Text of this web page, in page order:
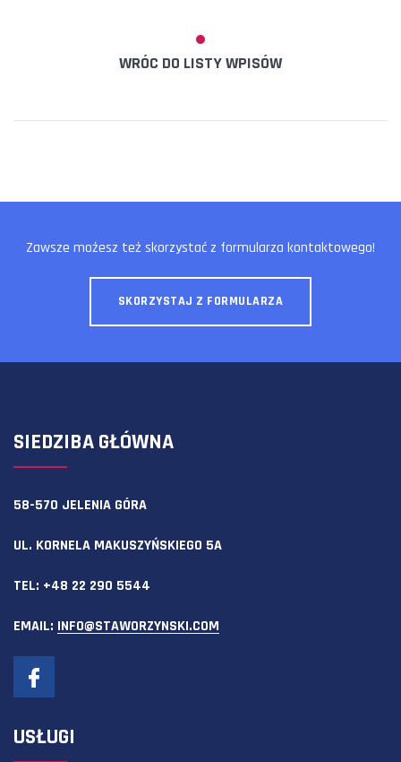
WRÓC DO LISTY WPISÓW
Zawsze możesz też skorzystać z formularza kontaktowego!
SKORZYSTAJ Z FORMULARZA
SIEDZIBA GŁÓWNA
58-570 JELENIA GÓRA
UL. KORNELA MAKUSZYŃSKIEGO 5A
TEL: +48 22 290 5544
EMAIL: INFO@STAWORZYNSKI.COM
USŁUGI